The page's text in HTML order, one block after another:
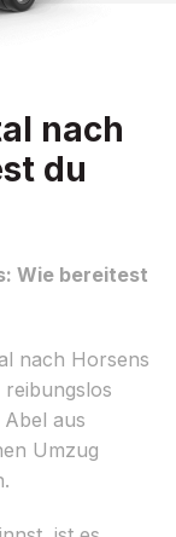
nach
du
Wie bereitest
nach Horsens
aus
Umzug